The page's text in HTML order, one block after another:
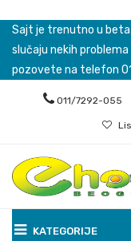
Sajt je trenutno u beta
slučaju nekih
pozovete na telefon
011/7292-055
KATEGORIJE